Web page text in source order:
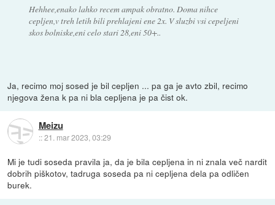
Hehhee,enako lahko recem ampak obratno. Doma nihce
cepljen,v treh letih bili prehlajeni ene 2x. V sluzbi vsi cepeljeni
skos bolniske,eni celo stari 28,eni 50+..
Ja, recimo moj sosed je bil cepljen ... pa ga je avto zbil, recimo
njegova žena k pa ni bla cepljena je pa čist ok.
Meizu
::21. mar 2023, 03:29
Mi je tudi soseda pravila ja, da je bila cepljena in ni znala več nardit
dobrih piškotov, tadruga soseda pa ni cepljena dela pa odličen
burek.